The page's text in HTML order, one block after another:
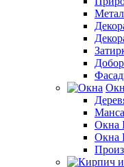
Окна
Окна